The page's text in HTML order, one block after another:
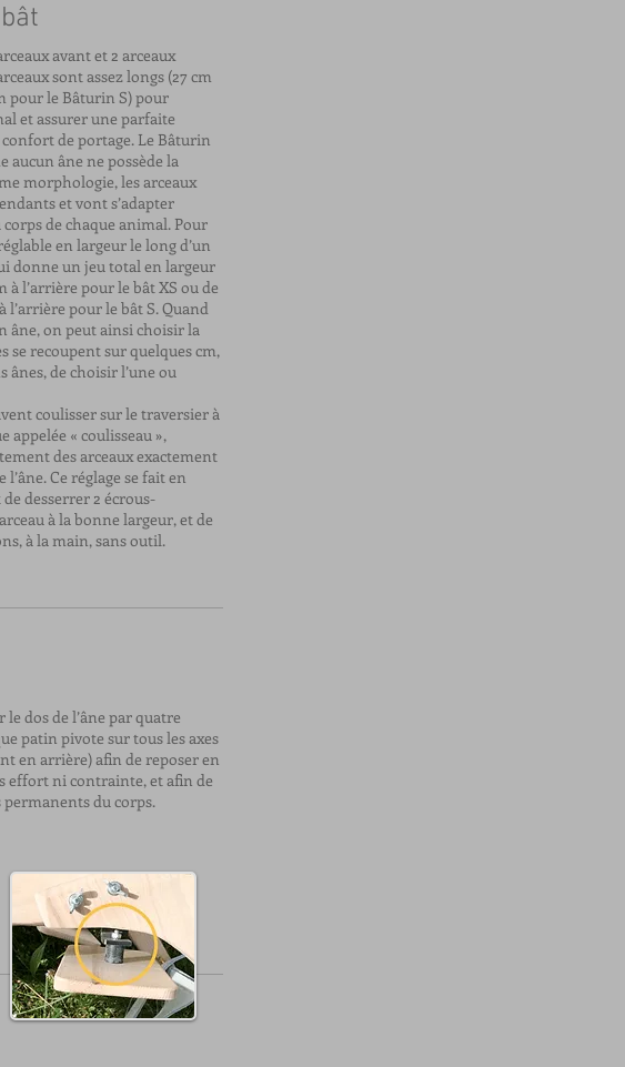
avant et 2 arceaux
sont assez longs (27 cm
pour le Bâturin S) pour
et assurer une parfaite
de portage. Le Bâturin
aucun âne ne possède la
morphologie, les arceaux
et vont s’adapter
de chaque animal. Pour
en largeur le long d’un
donne un jeu total en largeur
à l’arrière pour le bât XS ou de
l’arrière pour le bât S. Quand
âne, on peut ainsi choisir la
se recoupent sur quelques cm,
ânes, de choisir l’une ou
coulisser sur le traversier à
appelée « coulisseau »,
des arceaux exactement
Ce réglage se fait en
desserrer 2 écrous-
à la bonne largeur, et de
à la main, sans outil.
dos de l’âne par quatre
patin pivote sur tous les axes
en arrière) afin de reposer en
effort ni contrainte, et afin de
permanents du corps.